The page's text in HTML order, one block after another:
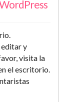
editar y
visita la
el escritorio.